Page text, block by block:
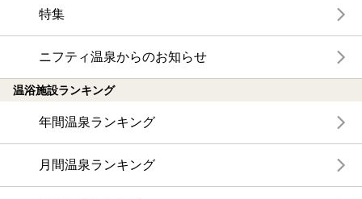
特集
ニフティ温泉からのお知らせ
温浴施設ランキング
年間温泉ランキング
月間温泉ランキング